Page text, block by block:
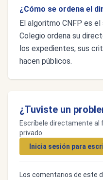
¿Cómo se ordena el
El algoritmo CNFP es
Colegio ordena su
los expedientes; sus
hacen públicos.
¿Tuviste un
Escríbele directamente al
privado.
Inicia sesión para
Los comentarios de este